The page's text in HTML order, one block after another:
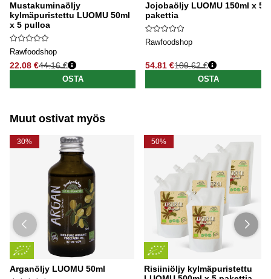
Mustakuminaöljy
kylmäpuristettu LUOMU 50ml
x 5 pulloa
Rawfoodshop
22.08 €
Normaali hinta
44.16 €
OSTA
Jojobaöljy LUOMU 150ml x 5
pakettia
Rawfoodshop
54.81 €
Normaali hinta
109.62 €
OSTA
Muut ostivat myös
30%
Arganöljy LUOMU 50ml
50%
Risiiniöljy kylmäpuristettu